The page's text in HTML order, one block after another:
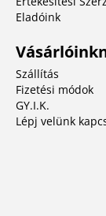
Eladóink
Szállítás
Fizetési módok
GY.I.K.
Lépj velünk